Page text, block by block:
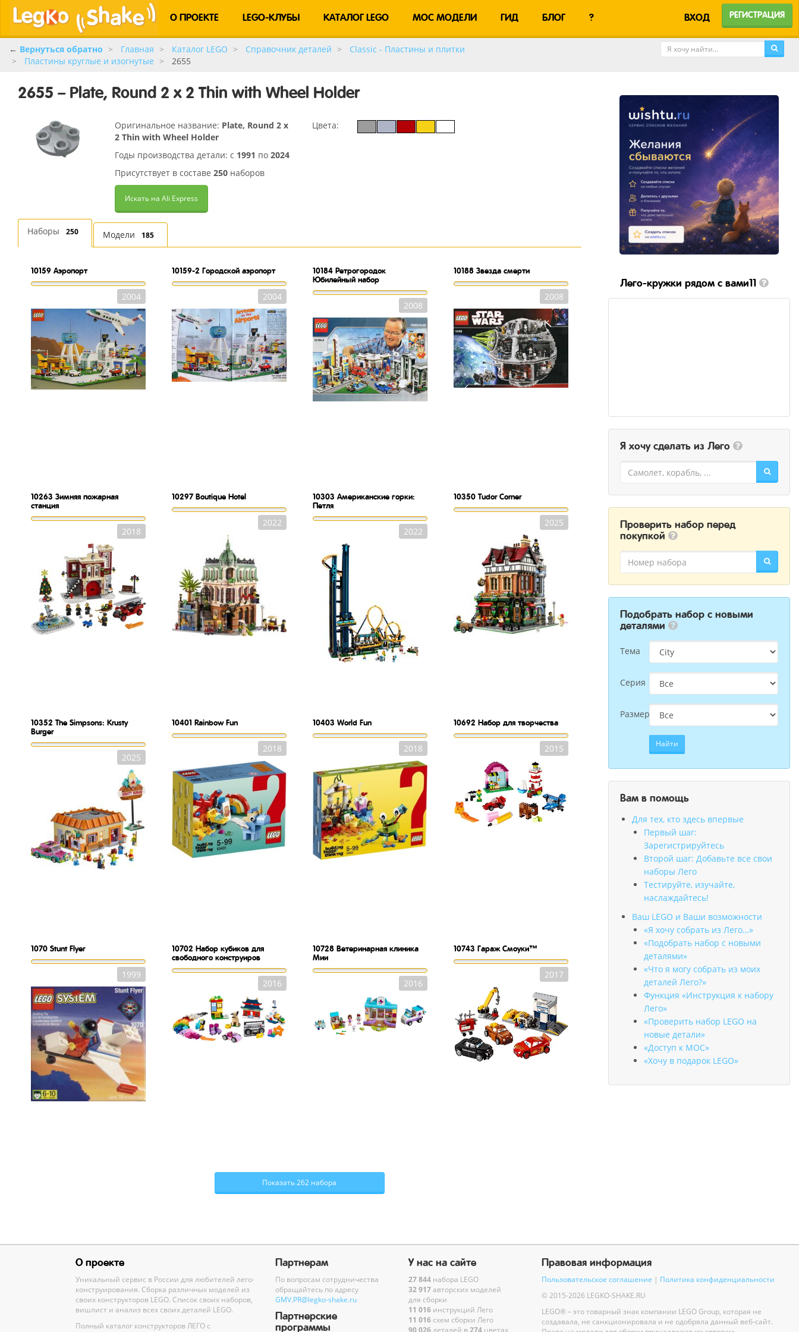
О ПРОЕКТЕ LEGO-КЛУБЫ КАТАЛОГ LEGO MOC МОДЕЛИ ГИД БЛОГ ? ВХОД РЕГИСТРАЦИЯ
← Вернуться обратно Главная Каталог LEGO Справочник деталей
Classic - Пластины и плитки
Пластины круглые и изогнутые
2655
2655 – Plate, Round 2 x 2 Thin with Wheel Holder
Оригинальное название: Plate, Round 2 x
2 Thin with Wheel Holder
Годы производства детали: с 1991 по 2024
Присутствует в составе 250наборов
Искать на Ali Express
Цвета:
Наборы 250 Модели 185
10159 Аэропорт
2004
10159-2 Городской аэропорт
2004
10184 Ретрогородок
Юбилейный набор
2008
10188 Звезда смерти
2008
10263 Зимняя пожарная
станция
2018
10297 Boutique Hotel
2022
10303 Американские горки:
Петля
2022
10350 Tudor Corner
2025
10352 The Simpsons: Krusty
Burger
2025
10401 Rainbow Fun
2018
10403 World Fun
2018
10692 Набор для творчества
2015
1070 Stunt Flyer
1999
10702 Набор кубиков для
свободного конструиров
2016
10728 Ветеринарная клиника
Мии
2016
10743 Гараж Смоуки™
2017
Показать 262 набора
Лего-кружки рядом с вами11
Я хочу сделать из Лего
Проверить набор перед
покупкой
Подобрать набор с новыми
деталями
Тема
Серия
Размер
Найти
Вам в помощь
Для тех, кто здесь впервые
Первый шаг:
Зарегистрируйтесь
Второй шаг: Добавьте все свои
наборы Лего
Тестируйте, изучайте,
наслаждайтесь!
Ваш LEGO и Ваши возможности
«Я хочу собрать из Лего…»
«Подобрать набор с новыми
деталями»
«Что я могу собрать из моих
деталей Лего?»
Функция «Инструкция к набору
Лего»
«Проверить набор LEGO на
новые детали»
«Доступ к MOC»
«Хочу в подарок LEGO»
О проекте
Уникальный сервис в России для любителей лего-
конструирования. Сборка различных моделей из
своих конструкторов LEGO. Список своих наборов,
вишлист и анализ всех своих деталей LEGO.
Полный каталог конструкторов ЛЕГО с
Партнерам
По вопросам сотрудничества
обращайтесь по адресу
GMV.PR@legko-shake.ru
Партнерские
программы
У нас на сайте
27 844 набора LEGO
32 917авторских моделей
для сборки
11 016 инструкций Лего
11 016 схем сборки Лего
90 026 деталей в 274 цветах
Правовая информация
Пользовательское соглашение | Политика конфиденциальности
© 2015-2026 LEGKO-SHAKE.RU
LEGO® – это товарный знак компании LEGO Group, которая не
создавала, не санкционировала и не одобряла данный веб-сайт.